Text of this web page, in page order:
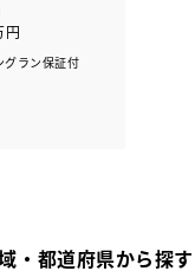
円
グラン保証付
・都道府県から探す